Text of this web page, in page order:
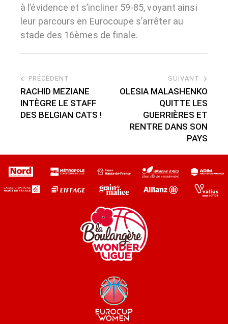
à l’évidence et s’incliner 59-85, voyant ainsi
leur parcours en Eurocoupe s’arrêter au
stade des 16èmes de finale.
PRÉCÉDENT
RACHID MEZIANE
INTÈGRE LE STAFF
DES BELGIAN CATS !
SUIVANT
OLESIA MALASHENKO
QUITTE LES
GUERRIÈRES ET
RENTRE DANS SON
PAYS